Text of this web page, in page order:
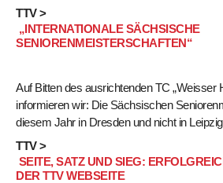
content
TTV >
„INTERNATIONALE SÄCHSISCHE
SENIORENMEISTERSCHAFTEN“
Auf Bitten des ausrichtenden TC „Weisser
informieren wir: Die Sächsischen
diesem Jahr in Dresden und nicht in
TTV >
SEITE, SATZ UND SIEG:
DER TTV WEBSEITE